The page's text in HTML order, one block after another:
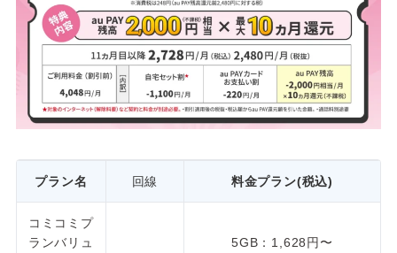
プラン名 回線 料金プラン(税込)
コミコミプ
ランバリュ
5GB：1,628円〜